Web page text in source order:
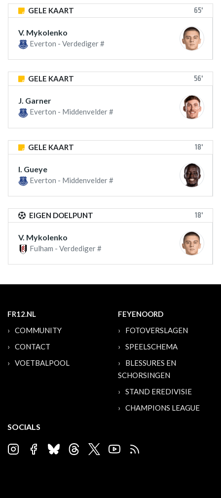
GELE KAART 65'
V. Mykolenko
Everton - Verdediger #
GELE KAART 56'
J. Garner
Everton - Middenvelder #
GELE KAART 18'
I. Gueye
Everton - Middenvelder #
EIGEN DOELPUNT 18'
V. Mykolenko
Fulham - Verdediger #
FR12.NL
COMMUNITY
CONTACT
VOETBALPOOL
FEYENOORD
FOTOVERSLAGEN
SPEELSCHEMA
BLESSURES EN
SCHORSINGEN
STAND EREDIVISIE
CHAMPIONS LEAGUE
SOCIALS